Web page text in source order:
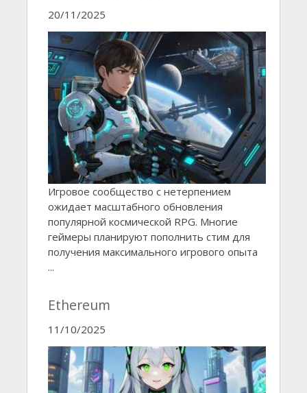
20/11/2025
Игровое сообщество с нетерпением
ожидает масштабного обновления
популярной космической RPG. Многие
геймеры планируют пополнить стим для
получения максимального игрового опыта
...
Ethereum
11/10/2025